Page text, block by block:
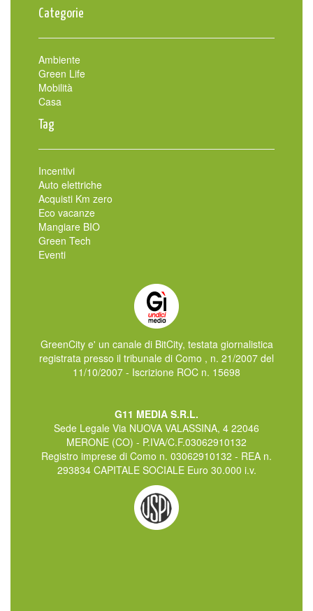
Categorie
Ambiente
Green Life
Mobilità
Casa
Tag
Incentivi
Auto elettriche
Acquisti Km zero
Eco vacanze
Mangiare BIO
Green Tech
Eventi
GreenCity e' un canale di BitCity, testata giornalistica
registrata presso il tribunale di Como , n. 21/2007 del
11/10/2007 - Iscrizione ROC n. 15698
G11 MEDIA S.R.L.
Sede Legale Via NUOVA VALASSINA, 4 22046
MERONE (CO) - P.IVA/C.F.03062910132
Registro imprese di Como n. 03062910132 - REA n.
293834 CAPITALE SOCIALE Euro 30.000 i.v.